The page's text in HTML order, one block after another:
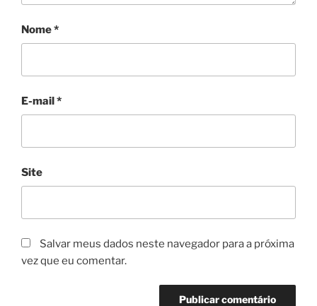
Nome*
E-mail*
Site
Salvar meus dados neste navegador para a próxima
vez que eu comentar.